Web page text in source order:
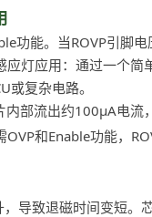
功能。当ROVP引脚
灯应用：通过一个
复杂电路。
内部流出约100μA电流
和Enable功能，
导致退磁时间变短